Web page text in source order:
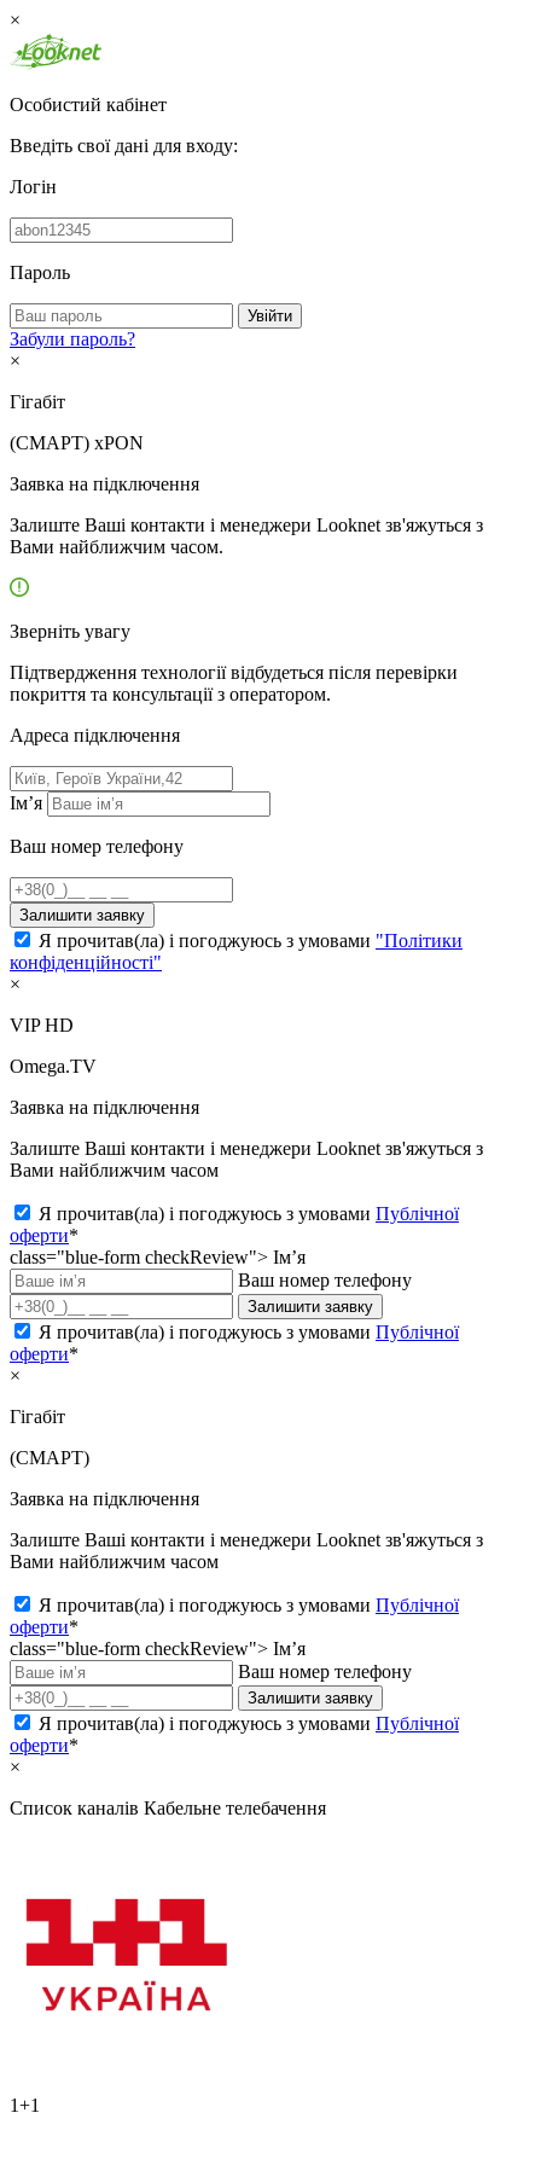
×
Особистий кабінет
Введіть свої дані для входу:
Логін
Пароль
Увійти
Забули пароль?
×
Гігабіт
(СМАРТ) xPON
Заявка на підключення
Залиште Ваші контакти і менеджери Looknet зв'яжуться з
Вами найближчим часом.
Зверніть увагу
Підтвердження технології відбудеться після перевірки
покриття та консультації з оператором.
Адресa підключення
Ім’я
Ваш номер телефону
Залишити заявку
Я прочитав(ла) і погоджуюсь з умовами "Політики
конфіденційності"
×
VIP HD
Omega.TV
Заявка на підключення
Залиште Ваші контакти і менеджери Looknet зв'яжуться з
Вами найближчим часом
Я прочитав(ла) і погоджуюсь з умовами Публічної
оферти*
class="blue-form checkReview"> Ім’я
Ваш номер телефону
Залишити заявку
Я прочитав(ла) і погоджуюсь з умовами Публічної
оферти*
×
Гігабіт
(СМАРТ)
Заявка на підключення
Залиште Ваші контакти і менеджери Looknet зв'яжуться з
Вами найближчим часом
Я прочитав(ла) і погоджуюсь з умовами Публічної
оферти*
class="blue-form checkReview"> Ім’я
Ваш номер телефону
Залишити заявку
Я прочитав(ла) і погоджуюсь з умовами Публічної
оферти*
×
Список каналів Кабельне телебачення
1+1